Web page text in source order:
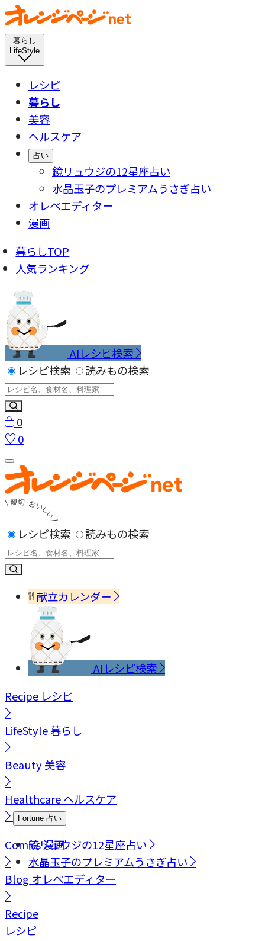
暮らし
LifeStyle
レシピ
暮らし
美容
ヘルスケア
占い
鏡リュウジの12星座占い
水晶玉子のプレミアムうさぎ占い
オレペエディター
漫画
暮らしTOP
人気ランキング
AIレシピ検索
レシピ検索
読みもの検索
0
0
レシピ検索 読みもの検索
献立カレンダー
AIレシピ検索
Recipe レシピ
LifeStyle暮らし
Beauty美容
Healthcareヘルスケア
Fortune 占い
鏡リュウジの12星座占い
水晶玉子のプレミアムうさぎ占い
Comics漫画
Blog オレペエディター
Recipe
レシピ